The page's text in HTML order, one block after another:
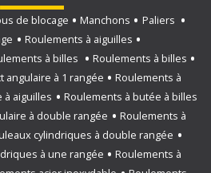
de blocage Manchons
Paliers
Roulements à aiguilles
à billes
Roulements à billes
angulaire à 1 rangée
Roulements à
à aiguilles
Roulements à butée à billes
à double rangée
Roulements à
cylindriques à double rangée
à une rangée
Roulements à